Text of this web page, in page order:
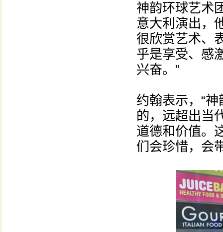
神韵环球艺术
意大利演出，
很欣赏艺术、
乎是享受、感
兴奋。”
约翰表示，“
的，远超出当
道德和价值。
们会珍惜，会